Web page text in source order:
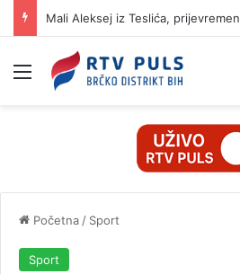
Izbornik
Početna / Sport
Sport